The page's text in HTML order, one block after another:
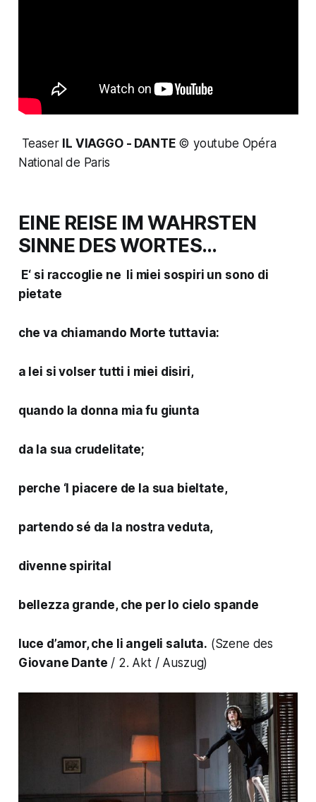
Teaser IL VIAGGO- DANTE © youtube Opéra
National de Paris
EINE REISE IM WAHRSTEN
SINNE DES WORTES…
E‘ si raccoglie ne li miei sospiri un sono di
pietate
che va chiamando Morte tuttavia:
a lei si volser tutti i miei disiri,
quando la donna mia fu giunta
da la sua crudelitate;
perche ‘l piacere de la sua bieltate,
partendo sé da la nostra veduta,
divenne spirital
bellezza grande, che per lo cielo spande
luce d’amor, che li angeli saluta. (Szene des
Giovane Dante / 2. Akt / Auszug)